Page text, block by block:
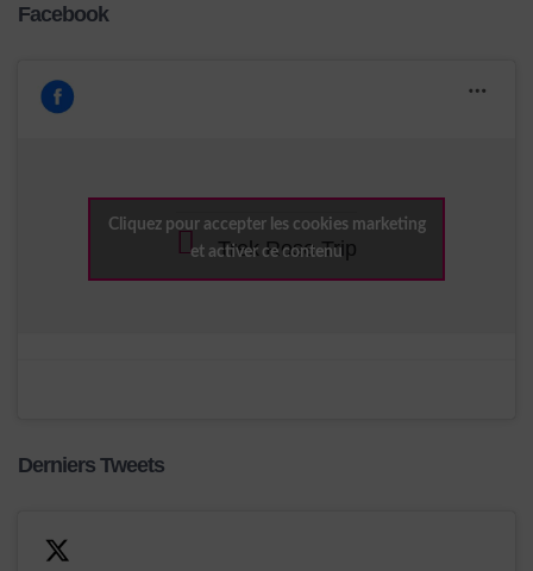
Facebook
Trek Rose Trip
Cliquez pour accepter les cookies marketing
et activer ce contenu
Derniers Tweets